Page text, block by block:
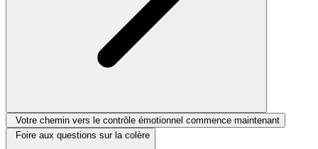
Votre chemin vers le contrôle émotionnel commence maintenant
Foire aux questions sur la colère